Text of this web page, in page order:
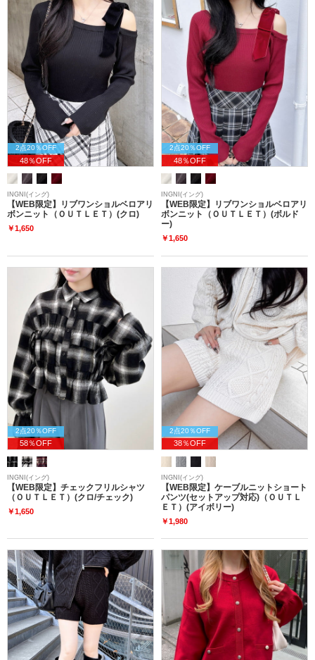
2点20％OFF
48％OFF
INGNI(イング)
【WEB限定】リブワンショルベロアリ
ボンニット（ＯＵＴＬＥＴ）(クロ)
￥1,650
2点20％OFF
48％OFF
INGNI(イング)
【WEB限定】リブワンショルベロアリ
ボンニット（ＯＵＴＬＥＴ）(ボルド
ー)
￥1,650
2点20％OFF
58％OFF
INGNI(イング)
【WEB限定】チェックフリルシャツ
（ＯＵＴＬＥＴ）(クロ/チェック)
￥1,650
2点20％OFF
38％OFF
INGNI(イング)
【WEB限定】ケーブルニットショート
パンツ(セットアップ対応)（ＯＵＴＬ
ＥＴ）(アイボリー)
￥1,980